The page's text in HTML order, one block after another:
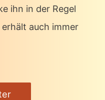
ihn in der Regel
auch immer